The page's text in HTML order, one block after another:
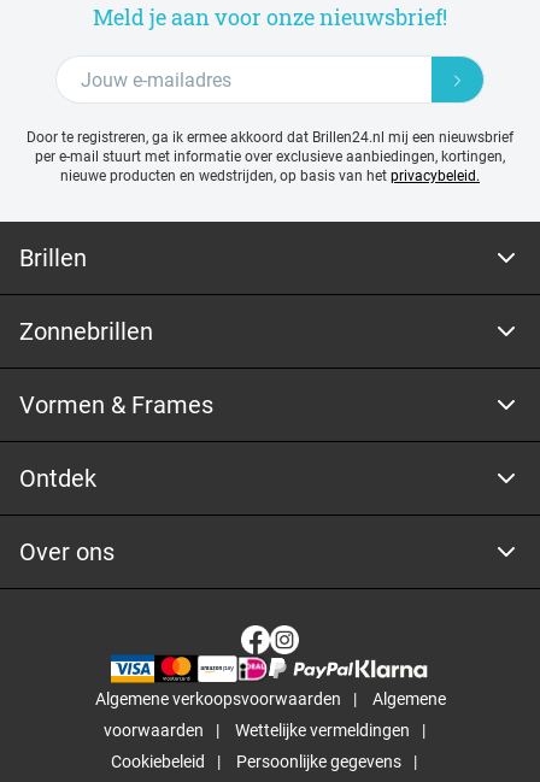
Meld je aan voor onze nieuwsbrief!
Door te registreren, ga ik ermee akkoord dat Brillen24.nl mij een nieuwsbrief
per e-mail stuurt met informatie over exclusieve aanbiedingen, kortingen,
nieuwe producten en wedstrijden, op basis van het privacybeleid.
Brillen
Zonnebrillen
Vormen & Frames
Ontdek
Over ons
Algemene verkoopsvoorwaarden
Algemene
voorwaarden
Wettelijke vermeldingen
Cookiebeleid
Persoonlijke gegevens